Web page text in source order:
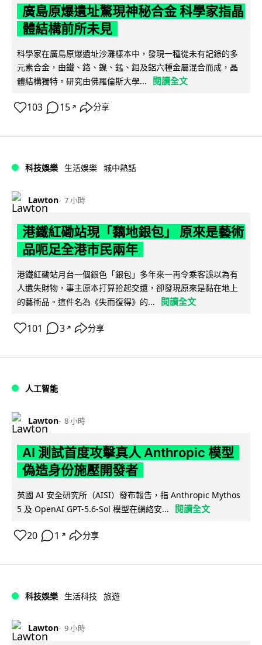
廣島原爆遺址驚現神秘合金 科學家指晶
體結構前所未見
科學家在廣島原爆遺址沙灘樣本中，發現一種從未有記錄的多
元素合金，由鐵、鉻、鎳、錳、鉬及鋁六種金屬混合而成，晶
體結構獨特。研究由佛羅倫斯大學...
閱讀全文
103 15 ↗ 分享
科技娛樂 生活娛樂 城中熱話
Lawton 7 小時
港鐵紅磡站現「黐地銀包」 原來是藝術
品呃足全港市民兩年
港鐵紅磡站月台一個銀色「銀包」多年來一再令乘客誤以為有
人遺失財物，事主原本打算拾起交還，卻發現原來是黏在地上
的藝術品。這件名為《失而復得》的...
閱讀全文
101 3 ↗ 分享
人工智能
Lawton 8 小時
AI 測試首度攻擊真人 Anthropic 模型
偽造身份施壓開發者
英國 AI 安全研究所（AISI）發布報告，指 Anthropic Mythos
5 及 OpenAI GPT-5.6-Sol 模型在網絡安...
閱讀全文
20 1 ↗ 分享
科技娛樂 生活科技 旅遊
Lawton 9 小時